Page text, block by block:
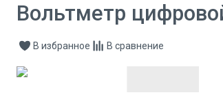
Вольтметр
В избранное В сравнение